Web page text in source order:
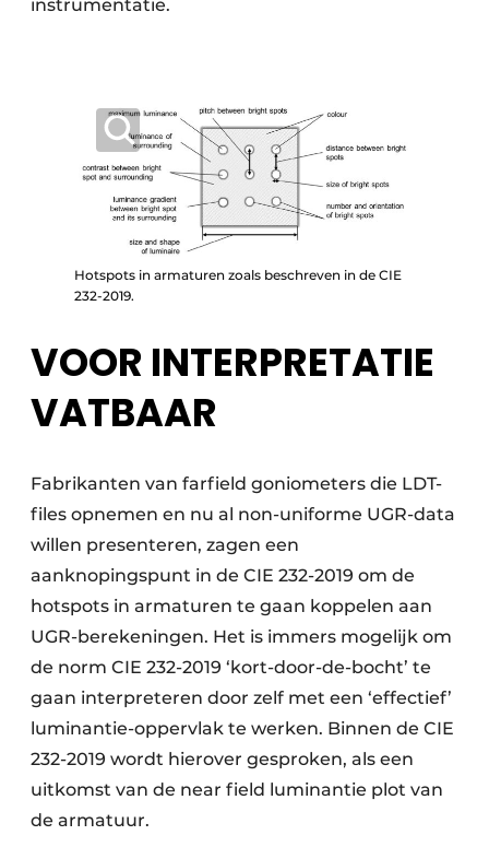
instrumentatie.
Hotspots in armaturen zoals beschreven in de CIE
232-2019.
VOOR INTERPRETATIE
VATBAAR
Fabrikanten van farfield goniometers die LDT-
files opnemen en nu al non-uniforme UGR-data
willen presenteren, zagen een
aanknopingspunt in de CIE 232-2019 om de
hotspots in armaturen te gaan koppelen aan
UGR-berekeningen. Het is immers mogelijk om
de norm CIE 232-2019 ‘kort-door-de-bocht’ te
gaan interpreteren door zelf met een ‘effectief’
luminantie-oppervlak te werken. Binnen de CIE
232-2019 wordt hierover gesproken, als een
uitkomst van de near field luminantie plot van
de armatuur.